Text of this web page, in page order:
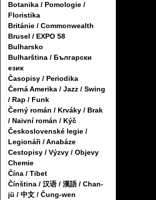
Botanika / Pomologie /
Floristika
Británie / Commonwealth
Brusel / EXPO 58
Bulharsko
Bulharština / Български
език
Časopisy / Periodika
Černá Amerika / Jazz / Swing
/ Rap / Funk
Černý román / Krváky / Brak
/ Naivní román / Kýč
Československé legie /
Legionáři / Anabáze
Cestopisy / Výzvy / Objevy
Chemie
Čína / Tibet
Čínština / 汉语 / 漢語 / Chan-
jü / 中文 / Čung-wen